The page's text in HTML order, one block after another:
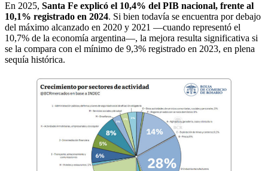
En 2025, Santa Fe explicó el 10,4% del PIB nacional, frente al
10,1% registrado en 2024. Si bien todavía se encuentra por debajo
del máximo alcanzado en 2020 y 2021 —cuando representó el
10,7% de la economía argentina—, la mejora resulta significativa si
se la compara con el mínimo de 9,3% registrado en 2023, en plena
sequía histórica.